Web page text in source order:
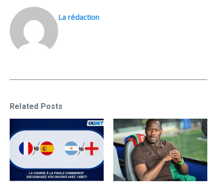
La rédaction
Related Posts